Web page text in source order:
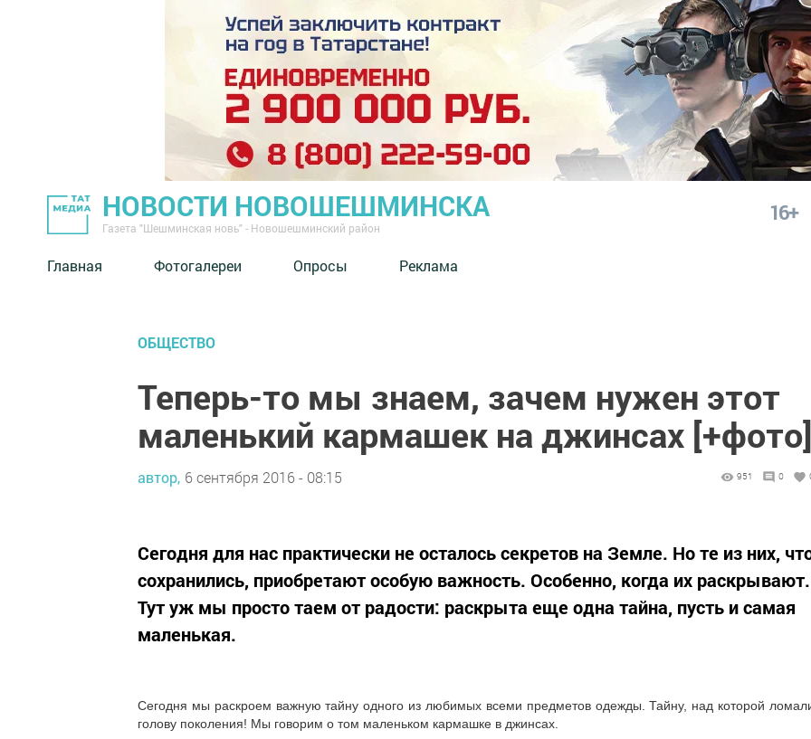
НОВОСТИ НОВОШЕШМИНСКА
Газета "Шешминская новь" - Новошешминский район
16+
Главная Фотогалереи Опросы Реклама
ОБЩЕСТВО
Теперь-то мы знаем, зачем нужен этот
маленький кармашек на джинсах [+фото]
автор, 6 сентября 2016 - 08:15 951 0
Сегодня для нас практически не осталось секретов на Земле. Но те из них,
сохранились, приобретают особую важность. Особенно, когда их раскрывают.
Тут уж мы просто таем от радости: раскрыта еще одна тайна, пусть и самая
маленькая.
Сегодня мы раскроем важную тайну одного из любимых всеми предметов одежды. Тайну, над которой
голову поколения! Мы говорим о том маленьком кармашке в джинсах.